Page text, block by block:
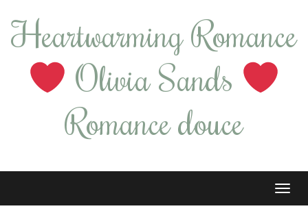
Heartwarming Romance
Olivia Sands
Romance douce